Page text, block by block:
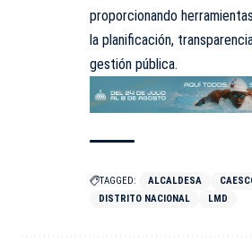
proporcionando
la planificación,
gestión pública.
TAGGED: ALCALDESA
DISTRITO NACIONAL
LMD